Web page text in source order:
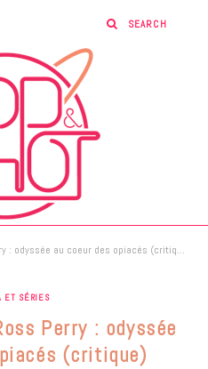
Her Smell d’Alex Ross Perry : odyssée au coeur des opiacés (critique)
ET SÉRIES
Perry : odyssée
(critique)